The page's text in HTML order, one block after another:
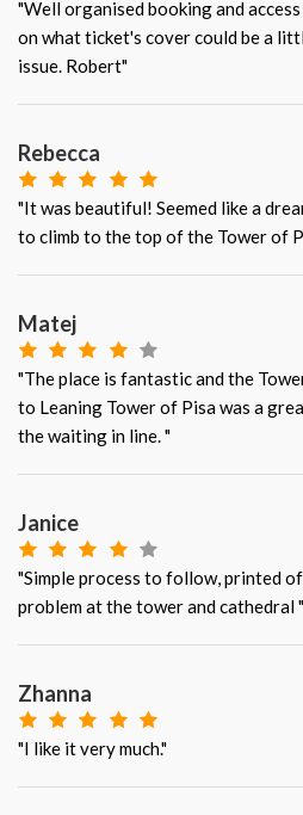
"Well organised booking and
on what ticket's cover could be a
issue. Robert"
Rebecca
"It was beautiful! Seemed like a
to climb to the top of the Tower of
Matej
"The place is fantastic and the
to Leaning Tower of Pisa was a
the waiting in line. "
Janice
"Simple process to follow, printed
problem at the tower and cathedral "
Zhanna
"I like it very much."